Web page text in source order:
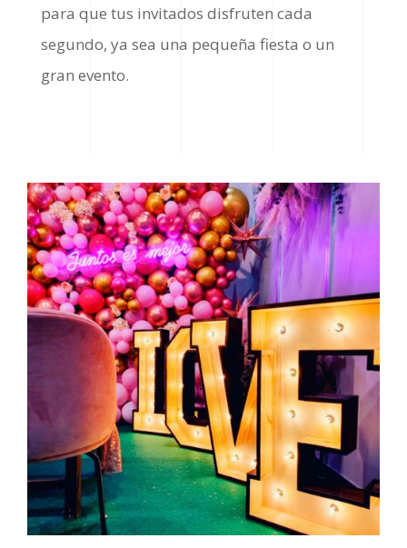
para que tus invitados disfruten cada
segundo, ya sea una pequeña fiesta o un
gran evento.